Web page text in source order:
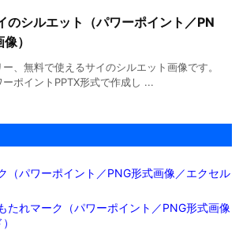
のシルエット（パワーポイント／PN
）
ー、無料で使えるサイのシルエット画像です。
ーポイントPPTX形式で作成し ...
（パワーポイント／PNG形式画像／エクセル
たれマーク（パワーポイント／PNG形式画像